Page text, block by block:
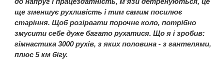
ще зменшує рухливість і тим самим посилює
старіння. Щоб розірвати порочне коло, потрібно
змусити себе дуже багато рухатися. Що я і зробив:
гімнастика 3000 рухiв, з яких половина - з гантелями,
плюс 5 км бігу.